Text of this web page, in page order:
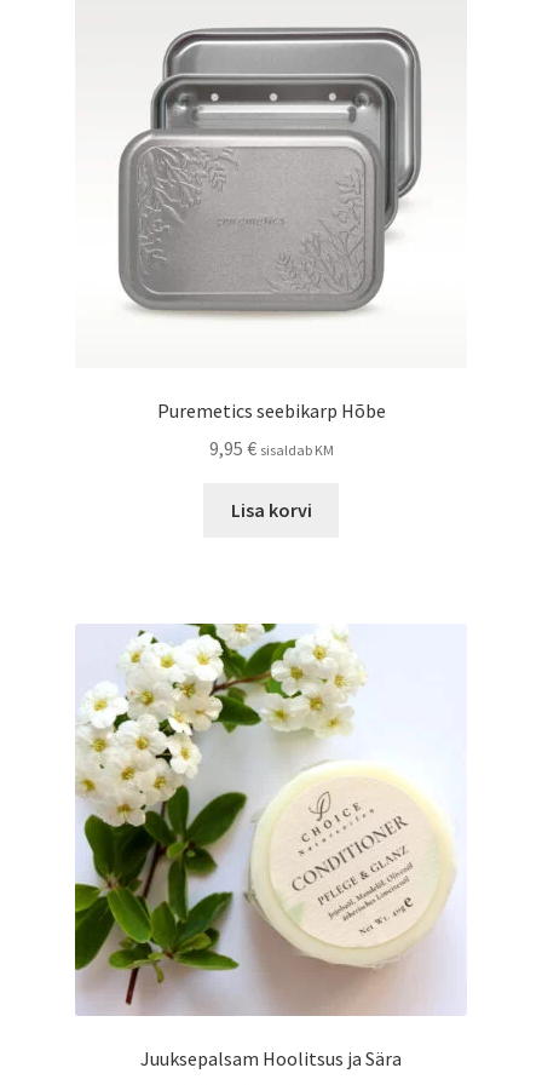
saab
tootelehel.
Puremetics seebikarp Hõbe
9,95 € sisaldab KM
Lisa korvi
Juuksepalsam Hoolitsus ja Sära